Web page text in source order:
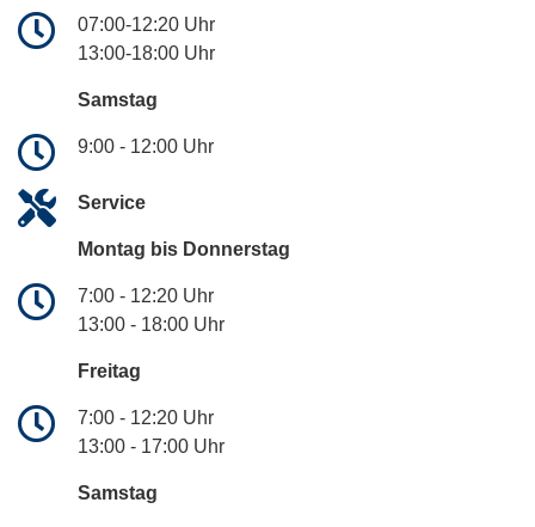
07:00-12:20 Uhr
13:00-18:00 Uhr
Samstag
9:00 - 12:00 Uhr
Service
Montag bis Donnerstag
7:00 - 12:20 Uhr
13:00 - 18:00 Uhr
Freitag
7:00 - 12:20 Uhr
13:00 - 17:00 Uhr
Samstag